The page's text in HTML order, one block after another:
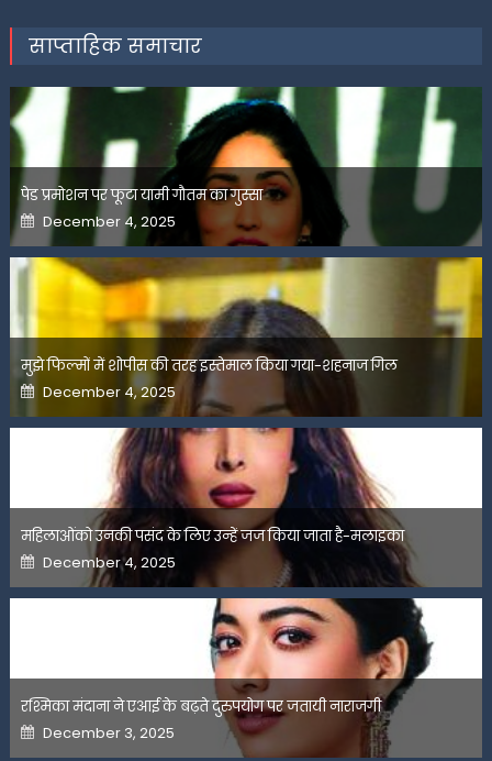
साप्ताहिक समाचार
पेड प्रमोशन पर फूटा यामी गौतम का गुस्सा
Posted
on
December 4, 2025
मुझे फिल्मों में शोपीस की तरह इस्तेमाल किया गया-शहनाज गिल
Posted
on
December 4, 2025
महिलाओंको उनकी पसंद के लिए उन्हें जज किया जाता है-मलाइका
Posted
on
December 4, 2025
रश्मिका मंदाना ने एआई के बढ़ते दुरुपयोग पर जतायी नाराजगी
Posted
on
December 3, 2025